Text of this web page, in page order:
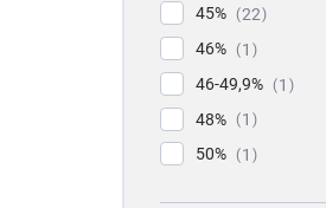
45%
22
46%
1
46-49,9%
1
48%
1
50%
1